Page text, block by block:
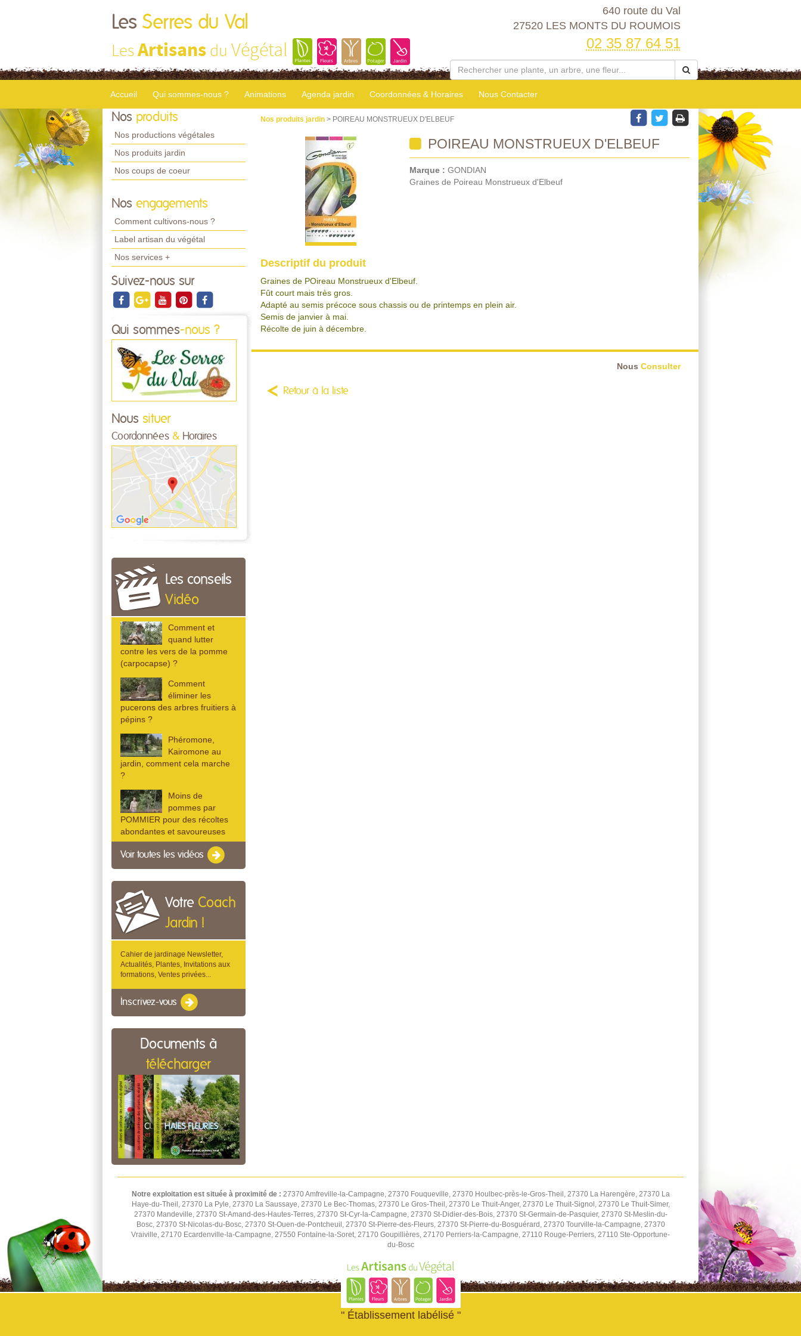
Les Serres du Val
LesArtisans du Végétal
640 route du Val
27520 LES MONTS DU ROUMOIS
02 35 87 64 51
Accueil Qui sommes-nous ? Animations Agenda jardin Coordonnées & Horaires Nous Contacter
Nos produits
Nos productions végétales
Nos produits jardin
Nos coups de coeur
Nos engagements
Comment cultivons-nous ?
Label artisan du végétal
Nos services +
Suivez-nous sur
Qui sommes-nous ?
Nous situer
Coordonnées & Horaires
Les conseils
Vidéo
Comment et
quand lutter
contre les vers de la pomme
(carpocapse) ?
Comment
éliminer les
pucerons des arbres fruitiers à
pépins ?
Phéromone,
Kairomone au
jardin, comment cela marche
?
Moins de
pommes par
POMMIER pour des récoltes
abondantes et savoureuses
Voir toutes les vidéos
Votre Coach
Jardin !
Cahier de jardinage Newsletter,
Actualités, Plantes, Invitations aux
formations, Ventes privées...
Inscrivez-vous
Documents à
télécharger
Nos produits jardin > POIREAU MONSTRUEUX D'ELBEUF
POIREAU MONSTRUEUX D'ELBEUF
Marque : GONDIAN
Graines de Poireau Monstrueux d'Elbeuf
Descriptif du produit
Graines de POireau Monstrueux d'Elbeuf.
Fût court mais très gros.
Adapté au semis précoce sous chassis ou de printemps en plein air.
Semis de janvier à mai.
Récolte de juin à décembre.
Nous Consulter
Retour à la liste
Notre exploitation est située à proximité de : 27370 Amfreville-la-Campagne, 27370 Fouqueville, 27370 Houlbec-près-le-Gros-Theil, 27370 La Harengère, 27370 La
Haye-du-Theil, 27370 La Pyle, 27370 La Saussaye, 27370 Le Bec-Thomas, 27370 Le Gros-Theil, 27370 Le Thuit-Anger, 27370 Le Thuit-Signol, 27370 Le Thuit-Simer,
27370 Mandeville, 27370 St-Amand-des-Hautes-Terres, 27370 St-Cyr-la-Campagne, 27370 St-Didier-des-Bois, 27370 St-Germain-de-Pasquier, 27370 St-Meslin-du-
Bosc, 27370 St-Nicolas-du-Bosc, 27370 St-Ouen-de-Pontcheuil, 27370 St-Pierre-des-Fleurs, 27370 St-Pierre-du-Bosguérard, 27370 Tourville-la-Campagne, 27370
Vraiville, 27170 Ecardenville-la-Campagne, 27550 Fontaine-la-Soret, 27170 Goupillières, 27170 Perriers-la-Campagne, 27110 Rouge-Perriers, 27110 Ste-Opportune-
du-Bosc
" Établissement labélisé "